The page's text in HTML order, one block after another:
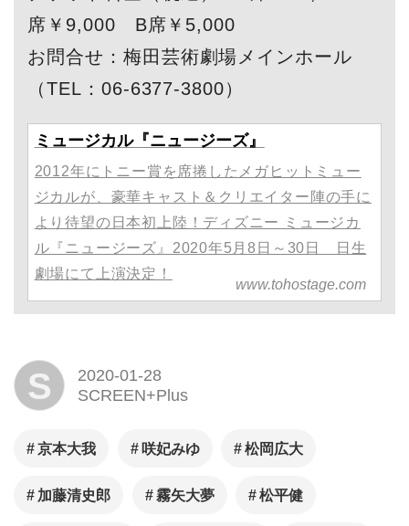
席￥9,000 B席￥5,000
お問合せ：梅田芸術劇場メインホール
（TEL：06-6377-3800）
ミュージカル『ニュージーズ』
2012年にトニー賞を席捲したメガヒットミュー
ジカルが、豪華キャスト＆クリエイター陣の手に
より待望の日本初上陸！ディズニー ミュージカ
ル『ニュージーズ』2020年5月8日～30日 日生
劇場にて上演決定！
www.tohostage.com
S
2020-01-28
SCREEN+Plus
京本大我 咲妃みゆ 松岡広大
加藤清史郎 霧矢大夢 松平健